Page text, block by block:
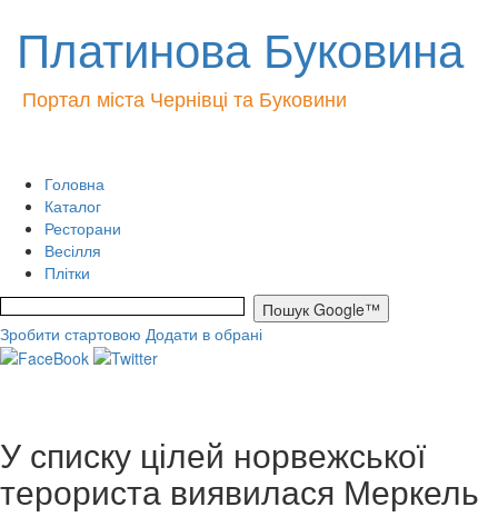
Платинова Буковина
Портал міста Чернівці та Буковини
Головна
Каталог
Ресторани
Весілля
Плітки
Зробити стартовою Додати в обрані
У списку цілей норвежської
терориста виявилася Меркель